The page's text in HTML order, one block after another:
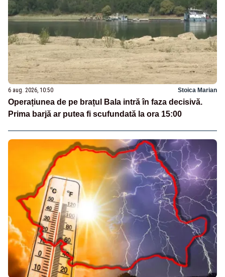
6 aug. 2026, 10:50 Stoica Marian
Operațiunea de pe brațul Bala intră în faza decisivă.
Prima barjă ar putea fi scufundată la ora 15:00